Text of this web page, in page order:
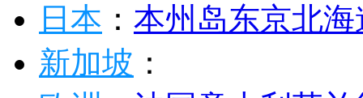
日本 ： 本州岛东京北海
新加坡 ：